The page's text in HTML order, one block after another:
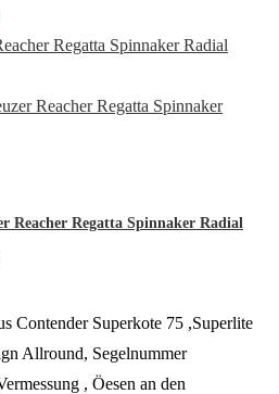
Reacher Regatta Spinnaker Radial
Contender Superkote 75 ,Superlite
Allround, Segelnummer
, Öesen an den